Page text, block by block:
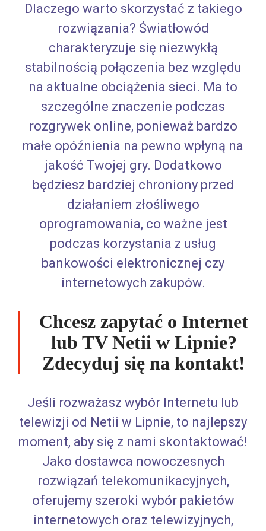
Dlaczego warto skorzystać z takiego
rozwiązania? Światłowód
charakteryzuje się niezwykłą
stabilnością połączenia bez względu
na aktualne obciążenia sieci. Ma to
szczególne znaczenie podczas
rozgrywek online, ponieważ bardzo
małe opóźnienia na pewno wpłyną na
jakość Twojej gry. Dodatkowo
będziesz bardziej chroniony przed
działaniem złośliwego
oprogramowania, co ważne jest
podczas korzystania z usług
bankowości elektronicznej czy
internetowych zakupów.
Chcesz zapytać o Internet
lub TV Netii w Lipnie?
Zdecyduj się na kontakt!
Jeśli rozważasz wybór Internetu lub
telewizji od Netii w Lipnie, to najlepszy
moment, aby się z nami skontaktować!
Jako dostawca nowoczesnych
rozwiązań telekomunikacyjnych,
oferujemy szeroki wybór pakietów
internetowych oraz telewizyjnych,